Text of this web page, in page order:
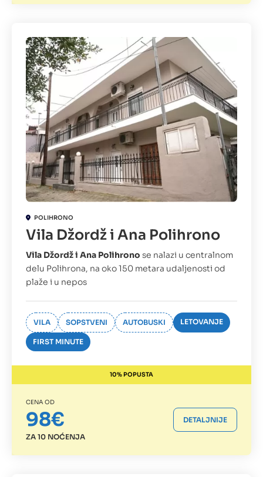
POLIHRONO
Vila Džordž i Ana Polihrono
Vila Džordž i Ana Polihrono se nalazi u centralnom
delu Polihrona, na oko 150 metara udaljenosti od
plaže i u nepos
VILA SOPSTVENI AUTOBUSKI LETOVANJE
FIRST MINUTE
10% POPUSTA
CENA OD
98€
ZA 10 NOĆENJA
DETALJNIJE